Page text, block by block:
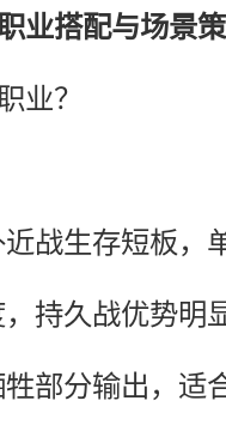
业搭配与场景
业？
战生存短板，
持久战优势明
部分输出，适